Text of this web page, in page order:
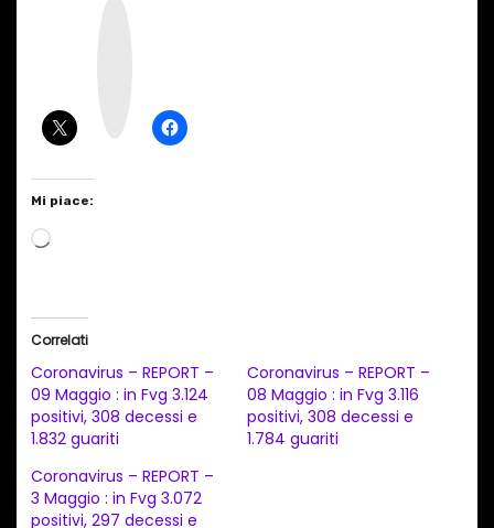
Mi piace:
C
a
m
e
n
t
Correlati
Coronavirus – REPORT –
09 Maggio : in Fvg 3.124
positivi, 308 decessi e
1.832 guariti
Coronavirus – REPORT –
08 Maggio : in Fvg 3.116
positivi, 308 decessi e
1.784 guariti
Coronavirus – REPORT –
3 Maggio : in Fvg 3.072
positivi, 297 decessi e